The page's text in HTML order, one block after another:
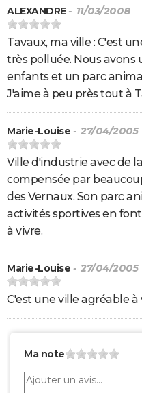
ALEXANDRE- 11/03/2008
Tavaux, ma ville : C'est
très polluée. Nous avons
enfants et un parc
J'aime à peu près tout à
Marie-Louise - 27/04/2005
Ville d'industrie avec de
compensée par
des Vernaux. Son parc
activités sportives en
à vivre.
Marie-Louise - 27/04/2005
C'est une ville agréable à
Ma note